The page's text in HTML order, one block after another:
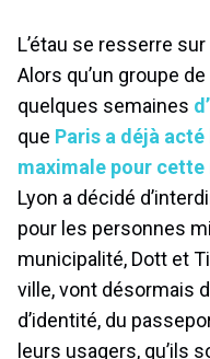
L’étau se resserre
Alors qu’un groupe
quelques semaines
que Paris a déjà
maximale pour cette
Lyon a décidé
pour les personnes
municipalité, Dott et
ville, vont désormais
d’identité, du
leurs usagers, qu’ils